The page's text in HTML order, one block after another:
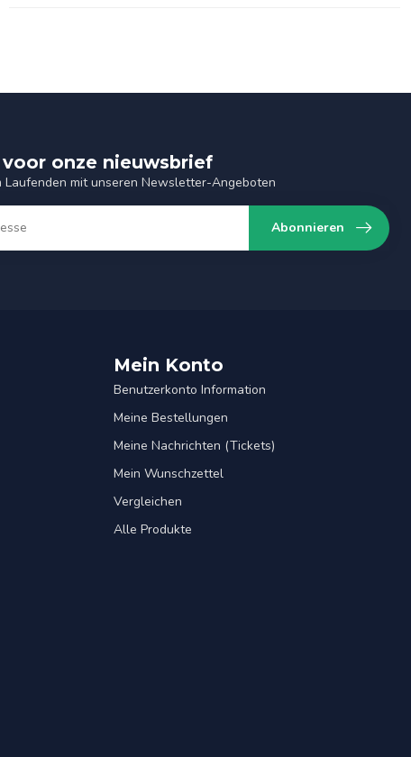
onze nieuwsbrief
Laufenden mit unseren Newsletter-Angeboten
Abonnieren
Mein Konto
Benutzerkonto Information
Meine Bestellungen
Meine Nachrichten (Tickets)
Mein Wunschzettel
Vergleichen
Alle Produkte